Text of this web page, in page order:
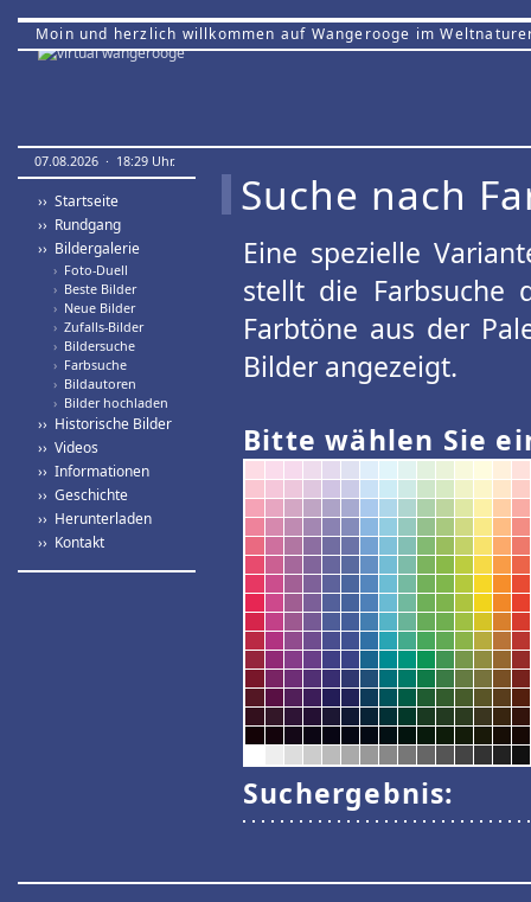
Moin und herzlich willkommen auf Wangerooge im
07.08.2026 · 18:29 Uhr.
›› Startseite
›› Rundgang
›› Bildergalerie
› Foto-Duell
› Beste Bilder
› Neue Bilder
› Zufalls-Bilder
› Bildersuche
› Farbsuche
› Bildautoren
› Bilder hochladen
›› Historische Bilder
›› Videos
›› Informationen
›› Geschichte
›› Herunterladen
›› Kontakt
Suche nach
Eine spezielle
stellt die Farbsuche
Farbtöne aus der
Bilder angezeigt.
Bitte wählen Sie
Suchergebnis: